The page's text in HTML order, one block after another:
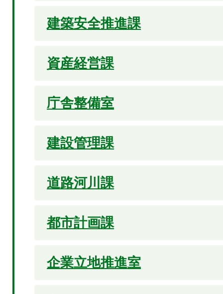
建築安全推進課
資産経営課
庁舎整備室
建設管理課
道路河川課
都市計画課
企業立地推進室